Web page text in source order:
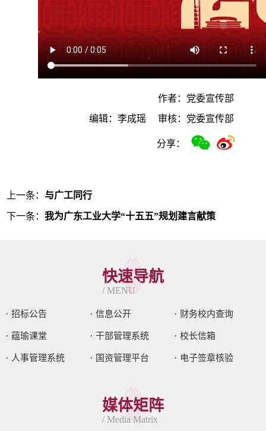
作者：党委宣传部
审核：党委宣传部
编辑：李成瑶
分享：
上一条： 与广工同行
下一条：我为广东工业大学“十五五”规划建言献策
快速导航
/ MENU
招标公告 信息公开 财务校内查询
蕴瑜课堂 干部管理系统 校长信箱
人事管理系统 国资管理平台 电子签章核验
媒体矩阵
/ Media Matrix